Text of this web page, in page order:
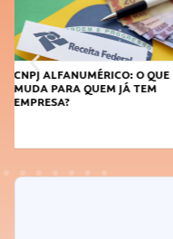
DICAS PARA OBTER CRÉDITO